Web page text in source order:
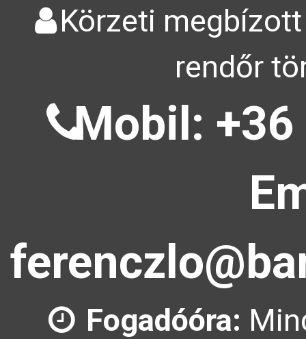
Körzeti megbízott
rendőr
Mobil: +36
Fogadóóra: